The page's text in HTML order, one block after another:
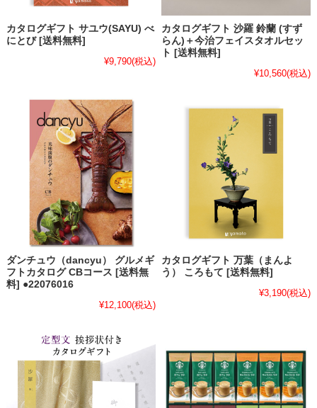
カタログギフト サユウ(SAYU) べ
にとび [送料無料]
¥9,790(税込)
カタログギフト 沙羅 鈴蘭 (すず
らん)＋今治フェイスタオルセッ
ト [送料無料]
¥10,560(税込)
ダンチュウ（dancyu） グルメギ
フトカタログ CBコース [送料無
料] ●22076016
¥12,100(税込)
カタログギフト 万葉（まんよ
う） ころもて [送料無料]
¥3,190(税込)